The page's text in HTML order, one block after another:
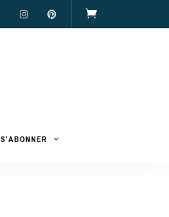
S’ABONNER